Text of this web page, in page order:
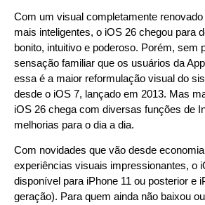
Com um visual completamente
mais inteligentes, o iOS 26 chegou para
bonito, intuitivo e poderoso. Porém, sem
sensação familiar que os usuários da
essa é a maior reformulação visual do
desde o iOS 7, lançado em 2013. Mas
iOS 26 chega com diversas funções de
melhorias para o dia a dia.
Com novidades que vão desde
experiências visuais impressionantes, o
disponível para iPhone 11 ou posterior e
geração). Para quem ainda não baixou